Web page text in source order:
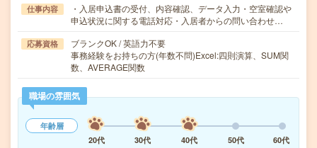
仕事内容
・入居申込書の受付、内容確認、データ入力・空室確認や
申込状況に関する電話対応・入居者からの問い合わせ…
応募資格
ブランクOK / 英語力不要
事務経験をお持ちの方(年数不問)Excel:四則演算、SUM関
数、AVERAGE関数
職場の雰囲気
年齢層
20代
30代 40代 50代 60代